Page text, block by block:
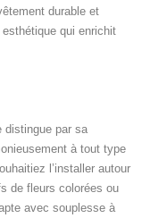
durable et
qui enrichit
par sa
à tout type
l’installer autour
de fleurs colorées ou
avec souplesse à